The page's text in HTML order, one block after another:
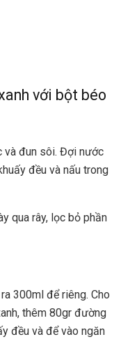
với bột béo
và đun sôi. Đợi nước
đều và nấu trong
qua rây, lọc bỏ phần
300ml để riêng. Cho
thêm 80gr đường
đều và để vào ngăn